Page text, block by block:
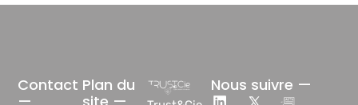
Plan du
Contact
Nous suivre —